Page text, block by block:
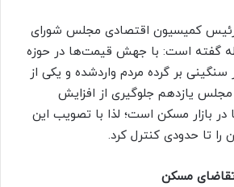
کمیسیون اقتصادی مجلس شورای
گفته است: با جهش قیمت‌ها در حوزه
سنگینی بر گرده مردم واردشده و یکی از
مجلس یازدهم جلوگیری از افزایش
بازار مسکن است؛ لذا با تصویب این
را تا حدودی کنترل کرد.
مسکن